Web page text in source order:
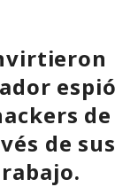
espió
de
de sus